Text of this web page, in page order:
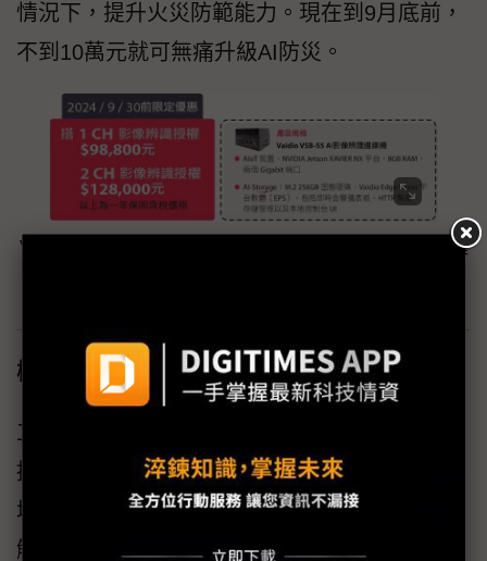
情況下，提升火災防範能力。現在到9月底前，
不到10萬元就可無痛升級AI防災。
Vaidio能與現有影像系統無痛接軌，不論是主流的影像管理
極早期AI影像辨識煙火偵測系統成功案例
工廠外部環境早期煙火偵測：
挑戰：工廠有室內型煙火偵測工具，但外部環
境缺乏恰當工具，難以做到早期偵測。
解方：藉由AI影像煙火辨識，不用傳統方法即